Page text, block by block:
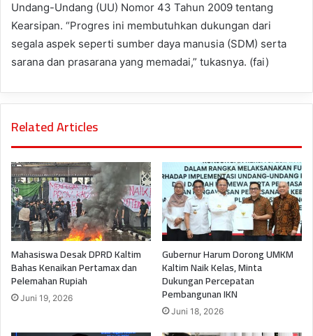
Undang-Undang (UU) Nomor 43 Tahun 2009 tentang
Kearsipan. “Progres ini membutuhkan dukungan dari
segala aspek seperti sumber daya manusia (SDM) serta
sarana dan prasarana yang memadai,” tukasnya. (fai)
Related Articles
Mahasiswa Desak DPRD Kaltim
Bahas Kenaikan Pertamax dan
Pelemahan Rupiah
Juni 19, 2026
Gubernur Harum Dorong UMKM
Kaltim Naik Kelas, Minta
Dukungan Percepatan
Pembangunan IKN
Juni 18, 2026